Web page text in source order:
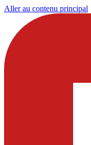
Aller au contenu principal